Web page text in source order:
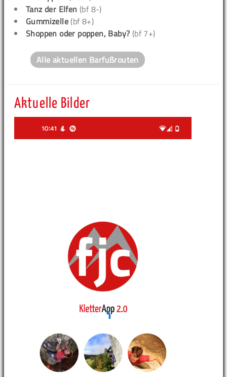
Tanz der Elfen (bf 8-)
Gummizelle (bf 8+)
Shoppen oder poppen, Baby? (bf 7+)
Alle aktuellen Barfußrouten
Aktuelle Bilder